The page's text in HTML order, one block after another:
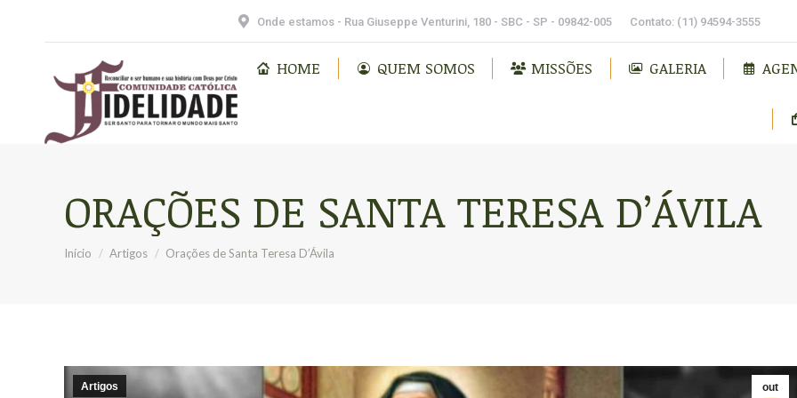
Onde estamos - Rua Giuseppe Venturini, 180 - SBC - SP - 09842-005 Contato: (11) 94594-3555
HOME QUEM SOMOS MISSÕES GALERIA
ORAÇÕES DE SANTA TERESA D’ÁVILA
Você está aqui:
Início Artigos Orações de Santa Teresa D’Ávila
out
Artigos
QUEM SOMOS MISSÕES GALERIA AGENDA